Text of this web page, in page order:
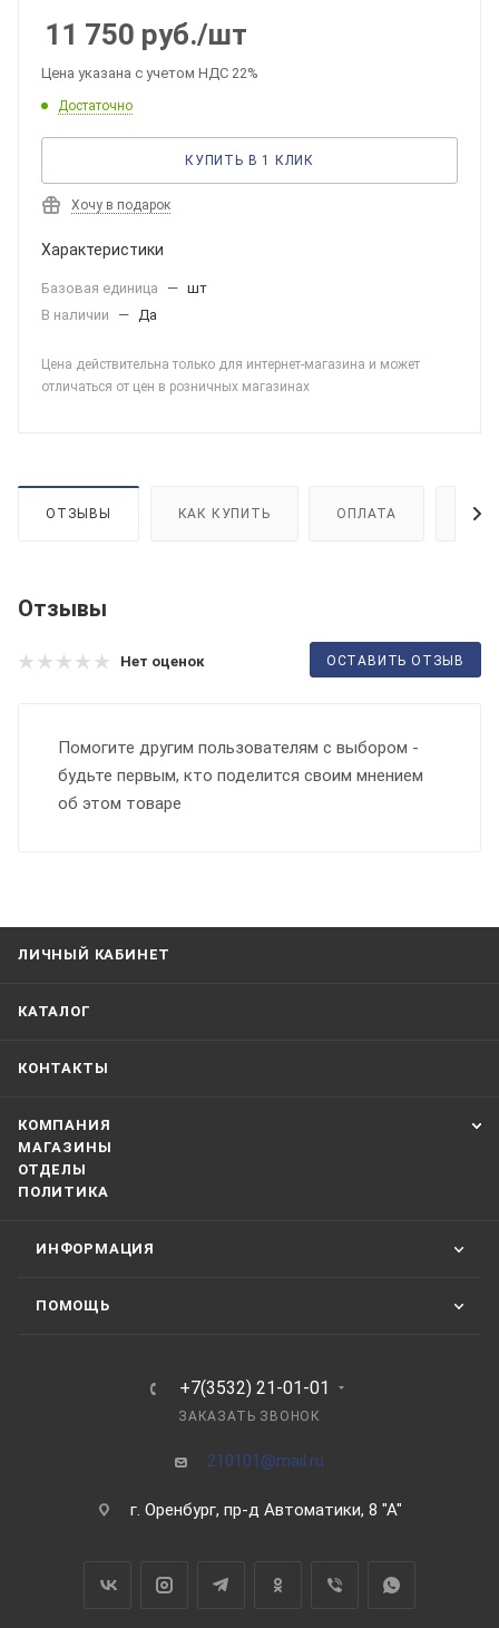
11 750 руб./шт
Цена указана с учетом НДС 22%
Достаточно
КУПИТЬ В 1 КЛИК
Хочу в подарок
Характеристики
Базовая единица — шт
В наличии
— Да
Цена действительна только для интернет-магазина и может
отличаться от цен в розничных магазинах
ОТЗЫВЫ КАК КУПИТЬ ОПЛАТА
Отзывы
Нет оценок ОСТАВИТЬ ОТЗЫВ
Помогите другим пользователям с выбором -
будьте первым, кто поделится своим мнением
об этом товаре
ЛИЧНЫЙ КАБИНЕТ
КАТАЛОГ
КОНТАКТЫ
КОМПАНИЯ
МАГАЗИНЫ
ОТДЕЛЫ
ПОЛИТИКА
ИНФОРМАЦИЯ
ПОМОЩЬ
+7(3532) 21-01-01
ЗАКАЗАТЬ ЗВОНОК
210101@mail.ru
г. Оренбург, пр-д Автоматики, 8 "А"